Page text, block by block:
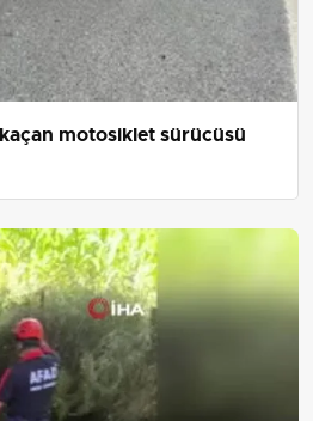
motosiklet sürücüsü